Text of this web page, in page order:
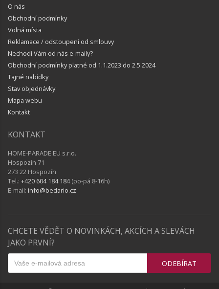
O nás
Obchodní podmínky
Volná místa
Reklamace / odstoupení od smlouvy
Nechodí Vám od nás e-maily?
Obchodní podmínky platné od 1.1.2023 do 2.5.2024
Tajné nabídky
Stav objednávky
Mapa webu
Kontakt
KONTAKT
HOME-PARADE.EU s.r.o.
Hospozín 71
273 22 Hospozín
Tel.: +420 604 184 184(po-pá 8-16h)
E-mail: info@bedario.cz
CHCETE VĚDĚT O NOVINKÁCH, AKCÍCH A SLEVÁCH
JAKO PRVNÍ?
ODEBÍRAT